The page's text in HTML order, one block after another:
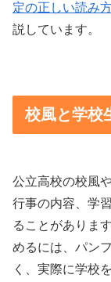
定の正しい読み
説しています。
校風と学校
公立高校の校風
行事の内容、学
ることがありま
めるには、パン
く、実際に学校